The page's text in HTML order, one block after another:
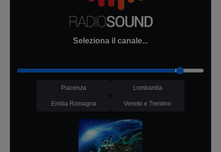
Seleziona il canale...
Piacenza Lombardia
Emilia Romagna Veneto e Trentino